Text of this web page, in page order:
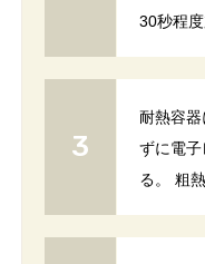
30秒程度
耐熱容
ずに電
る。 粗